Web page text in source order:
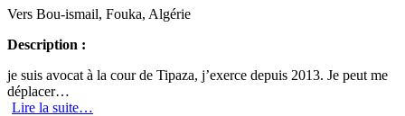
Vers Bou-ismail, Fouka, Algérie
Description :
je suis avocat à la cour de Tipaza, j’exerce depuis 2013. Je peut me
déplacer…
Lire la suite…